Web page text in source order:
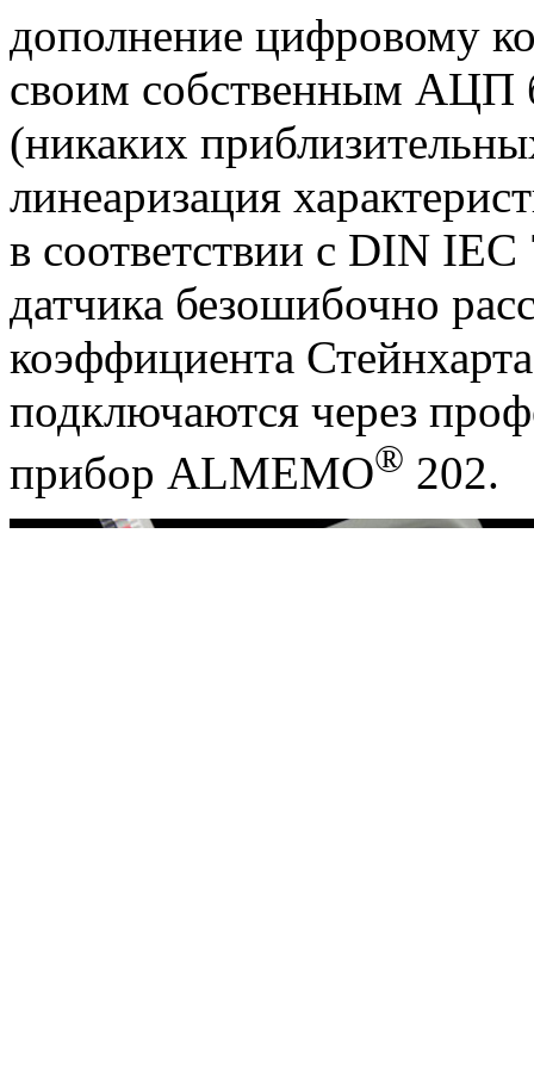
дополнение цифровому
своим собственным АЦП
(никаких
линеаризация
в соответствии с DIN
датчика безошибочно
коэффициента
подключаются через
прибор ALMEMO® 202.